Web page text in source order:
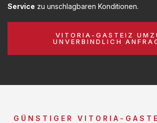
Service zu unschlagbaren Konditionen.
VITORIA-GASTEIZ
UNVERBINDLICH
GÜNSTIGER VITORIA-